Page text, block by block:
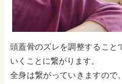
頭蓋骨のズレを調整すること
いくことに繋がります。
全身は繋がっていきますので